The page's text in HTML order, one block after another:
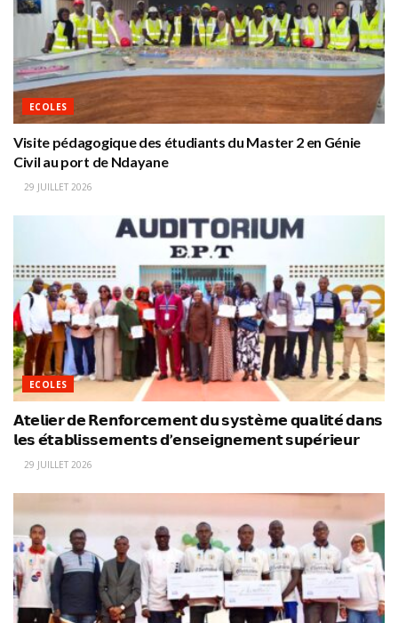
ECOLES
Visite pédagogique des étudiants du Master 2 en Génie
Civil au port de Ndayane
29 JUILLET 2026
ECOLES
𝗔𝘁𝗲𝗹𝗶𝗲𝗿 𝗱𝗲 𝗥𝗲𝗻𝗳𝗼𝗿𝗰𝗲𝗺𝗲𝗻𝘁 𝗱𝘂 𝘀𝘆𝘀𝘁𝗲̀𝗺𝗲 𝗾𝘂𝗮𝗹𝗶𝘁𝗲́ 𝗱𝗮𝗻𝘀
𝗹𝗲𝘀 𝗲́𝘁𝗮𝗯𝗹𝗶𝘀𝘀𝗲𝗺𝗲𝗻𝘁𝘀 𝗱’𝗲𝗻𝘀𝗲𝗶𝗴𝗻𝗲𝗺𝗲𝗻𝘁 𝘀𝘂𝗽𝗲́𝗿𝗶𝗲𝘂𝗿
29 JUILLET 2026